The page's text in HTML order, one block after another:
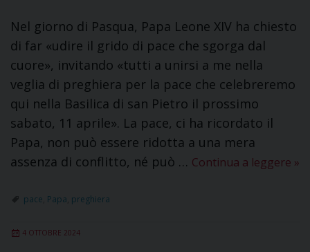
Nel giorno di Pasqua, Papa Leone XIV ha chiesto
di far «udire il grido di pace che sgorga dal
cuore», invitando «tutti a unirsi a me nella
veglia di preghiera per la pace che celebreremo
qui nella Basilica di san Pietro il prossimo
sabato, 11 aprile». La pace, ci ha ricordato il
Papa, non può essere ridotta a una mera
assenza di conflitto, né può … Continua a leggere »
pace Papa preghiera
4 OTTOBRE 2024